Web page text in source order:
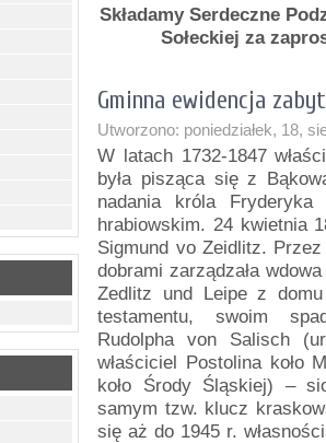
Składamy Serdeczne
Sołeckiej za
Gminna ewidencja
Utworzono: poniedziałek, 18,
W latach 1732-1847
była pisząca się z
nadania króla
hrabiowskim. 24 kwietnia
Sigmund vo Zeidlitz.
dobrami zarządzała
Zedlitz und Leipe z
testamentu, swoim
Rudolpha von Salisch
właściciel Postolina koło
koło Środy Śląskiej) –
samym tzw. klucz
się aż do 1945 r.